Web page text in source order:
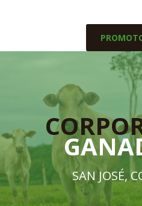
SAN JOSÉ,